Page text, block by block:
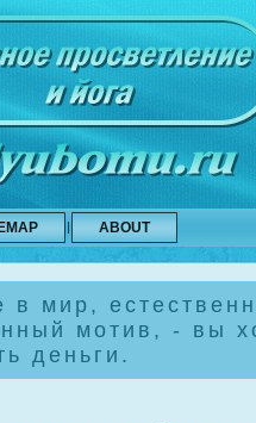
ABOUT
в мир,
мотив, - вы
деньги.